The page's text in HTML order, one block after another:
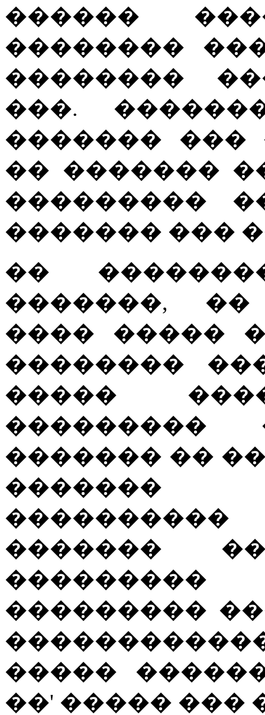
������
��������
��������
���.
������� ���
�� �������
���������
������� ���
��
�������,
���� �����
��������
�����
������� ��
�������
�������
���������
�����
��' ����� ���